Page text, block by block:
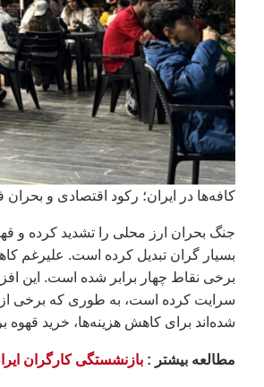
کافه‌ها در ایران؛ رکود اقتصادی و بحران
جنگ بحران ارز محلی را تشدید کرده و
بسیار گران تبدیل کرده است. علیرغم
برخی نقاط چهار برابر شده است. این
سرایت کرده است، به طوری که برخی از
شده‌اند برای کاهش هزینه‌ها، خرید قهوه
مطالعه بيشتر : بازنشستگی کارگران